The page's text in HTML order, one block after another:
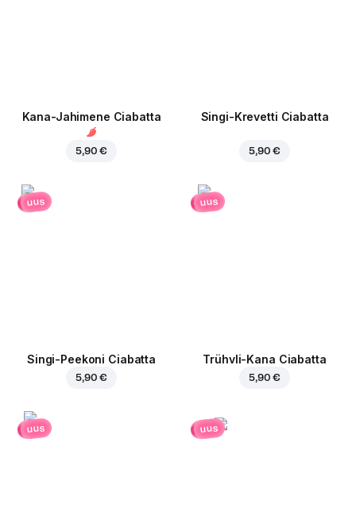
Kana-Jahimene Ciabatta
5,90 €
Singi-Krevetti Ciabatta
5,90 €
uus
Singi-Peekoni Ciabatta
5,90 €
uus
Trühvli-Kana Ciabatta
5,90 €
uus uus